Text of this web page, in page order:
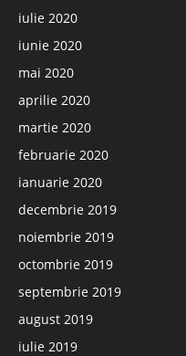
iulie 2020
iunie 2020
mai 2020
aprilie 2020
martie 2020
februarie 2020
ianuarie 2020
decembrie 2019
noiembrie 2019
octombrie 2019
septembrie 2019
august 2019
iulie 2019